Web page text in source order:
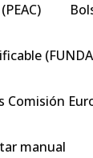
Comisión
manual